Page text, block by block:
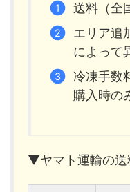
送料（全
エリア追
によって
冷凍手数
購入時の
▼ヤマト運輸の送